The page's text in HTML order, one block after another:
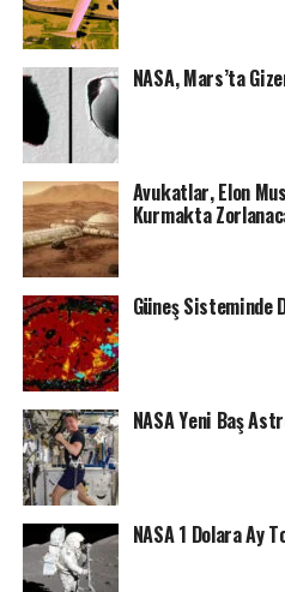
NASA, Mars’ta
Avukatlar, Elon
Kurmakta
Güneş Sisteminde
NASA Yeni Baş
NASA 1 Dolara Ay